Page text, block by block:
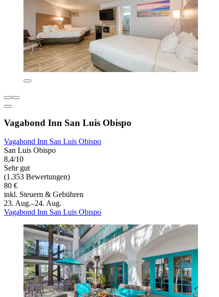
Vagabond Inn San Luis Obispo
Vagabond Inn San Luis Obispo
San Luis Obispo
8,4/10
Sehr gut
(1.353 Bewertungen)
80 €
inkl. Steuern & Gebühren
23. Aug.–24. Aug.
Vagabond Inn San Luis Obispo